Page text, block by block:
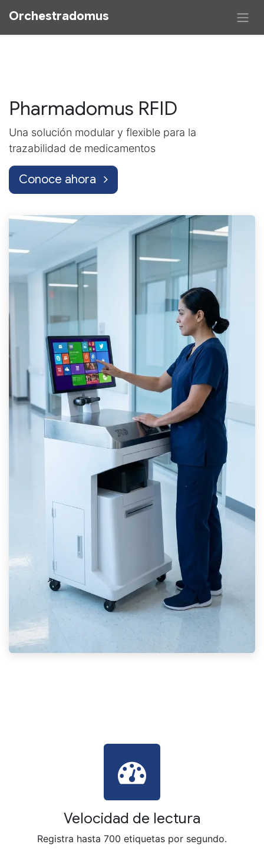
Orchestradomus​
Pharmadomus RFID
Una solución modular y flexible para la
trazabilidad de medicamentos
Conoce ahora
Velocidad de lectura
Registra hasta 700 etiquetas por segundo.